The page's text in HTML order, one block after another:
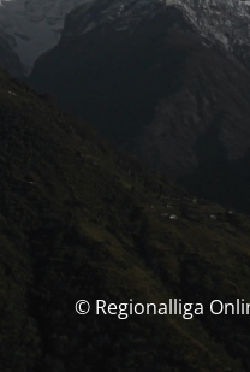
© Regionalliga